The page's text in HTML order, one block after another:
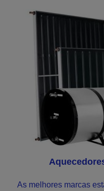
As melhores marcas